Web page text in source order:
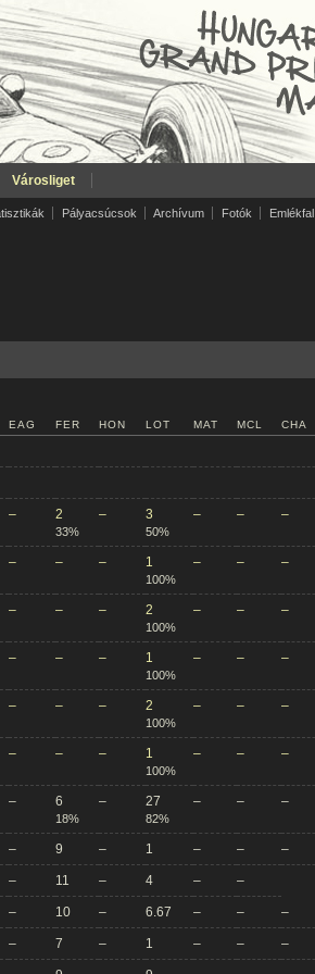
Városliget
Pályacsúcsok Archívum Fotók Emlékfal
EAG FER HON LOT MAT MCL CHA
– 2
33%
– 3
50%
– – –
– – – 1
100%
– – –
– – – 2
100%
– – –
– – – 1
100%
– – –
– – – 2
100%
– – –
– – – 1
100%
– – –
– 6
18%
– 27
82%
– – –
– 9 – 1 – – –
– 11 – 4 – –
– 10 – 6.67 – – –
– 7 – 1 – – –